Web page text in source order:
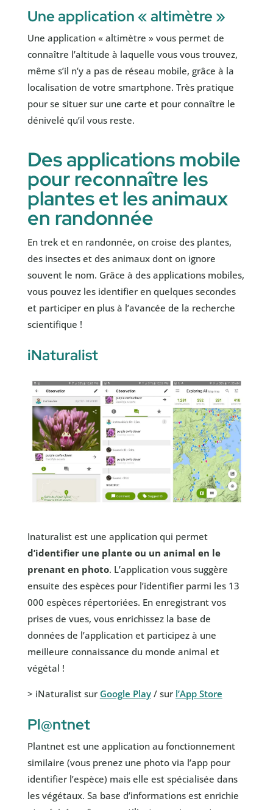
Une application « altimètre »
Une application « altimètre » vous permet de
connaître l’altitude à laquelle vous vous trouvez,
même s’il n’y a pas de réseau mobile, grâce à la
localisation de votre smartphone. Très pratique
pour se situer sur une carte et pour connaître le
dénivelé qu’il vous reste.
Des applications mobile
pour reconnaître les
plantes et les animaux
en randonnée
En trek et en randonnée, on croise des plantes,
des insectes et des animaux dont on ignore
souvent le nom. Grâce à des applications mobiles,
vous pouvez les identifier en quelques secondes
et participer en plus à l’avancée de la recherche
scientifique !
iNaturalist
Inaturalist est une application qui permet
d’identifier une plante ou un animal en le
prenant en photo. L’application vous suggère
ensuite des espèces pour l’identifier parmi les 13
000 espèces répertoriées. En enregistrant vos
prises de vues, vous enrichissez la base de
données de l’application et participez à une
meilleure connaissance du monde animal et
végétal !
> iNaturalist sur Google Play/ sur l’App Store
Pl@ntnet
Plantnet est une application au fonctionnement
similaire (vous prenez une photo via l’app pour
identifier l’espèce) mais elle est spécialisée dans
les végétaux. Sa base d’informations est enrichie